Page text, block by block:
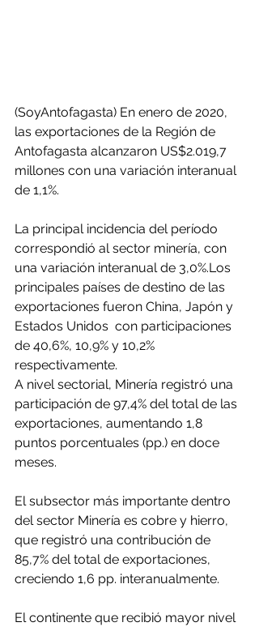
(SoyAntofagasta) En enero de 2020,
las exportaciones de la Región de
Antofagasta alcanzaron US$2.019,7
millones con una variación interanual
de 1,1%.
La principal incidencia del período
correspondió al sector minería, con
una variación interanual de 3,0%.Los
principales países de destino de las
exportaciones fueron China, Japón y
Estados Unidos  con participaciones
de 40,6%, 10,9% y 10,2%
respectivamente.
A nivel sectorial, Minería registró una
participación de 97,4% del total de las
exportaciones, aumentando 1,8
puntos porcentuales (pp.) en doce
meses.
El subsector más importante dentro
del sector Minería es cobre y hierro,
que registró una contribución de
85,7% del total de exportaciones,
creciendo 1,6 pp. interanualmente.
El continente que recibió mayor nivel